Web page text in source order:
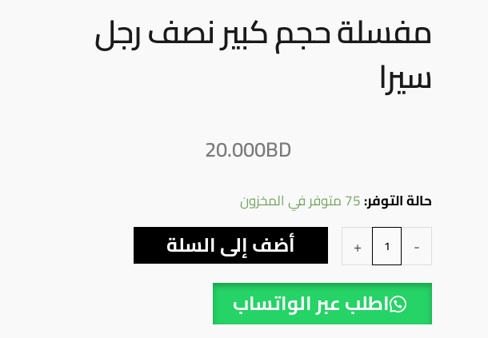
مفسلة حجم كبير نصف رجل
سيرا
20.000BD
حالة التوفر:75 متوفر في المخزون
-
كمية
مفسلة
حجم
كبير
نصف
رجل
+
أضف إلى السلة
اطلب عبر الواتساب